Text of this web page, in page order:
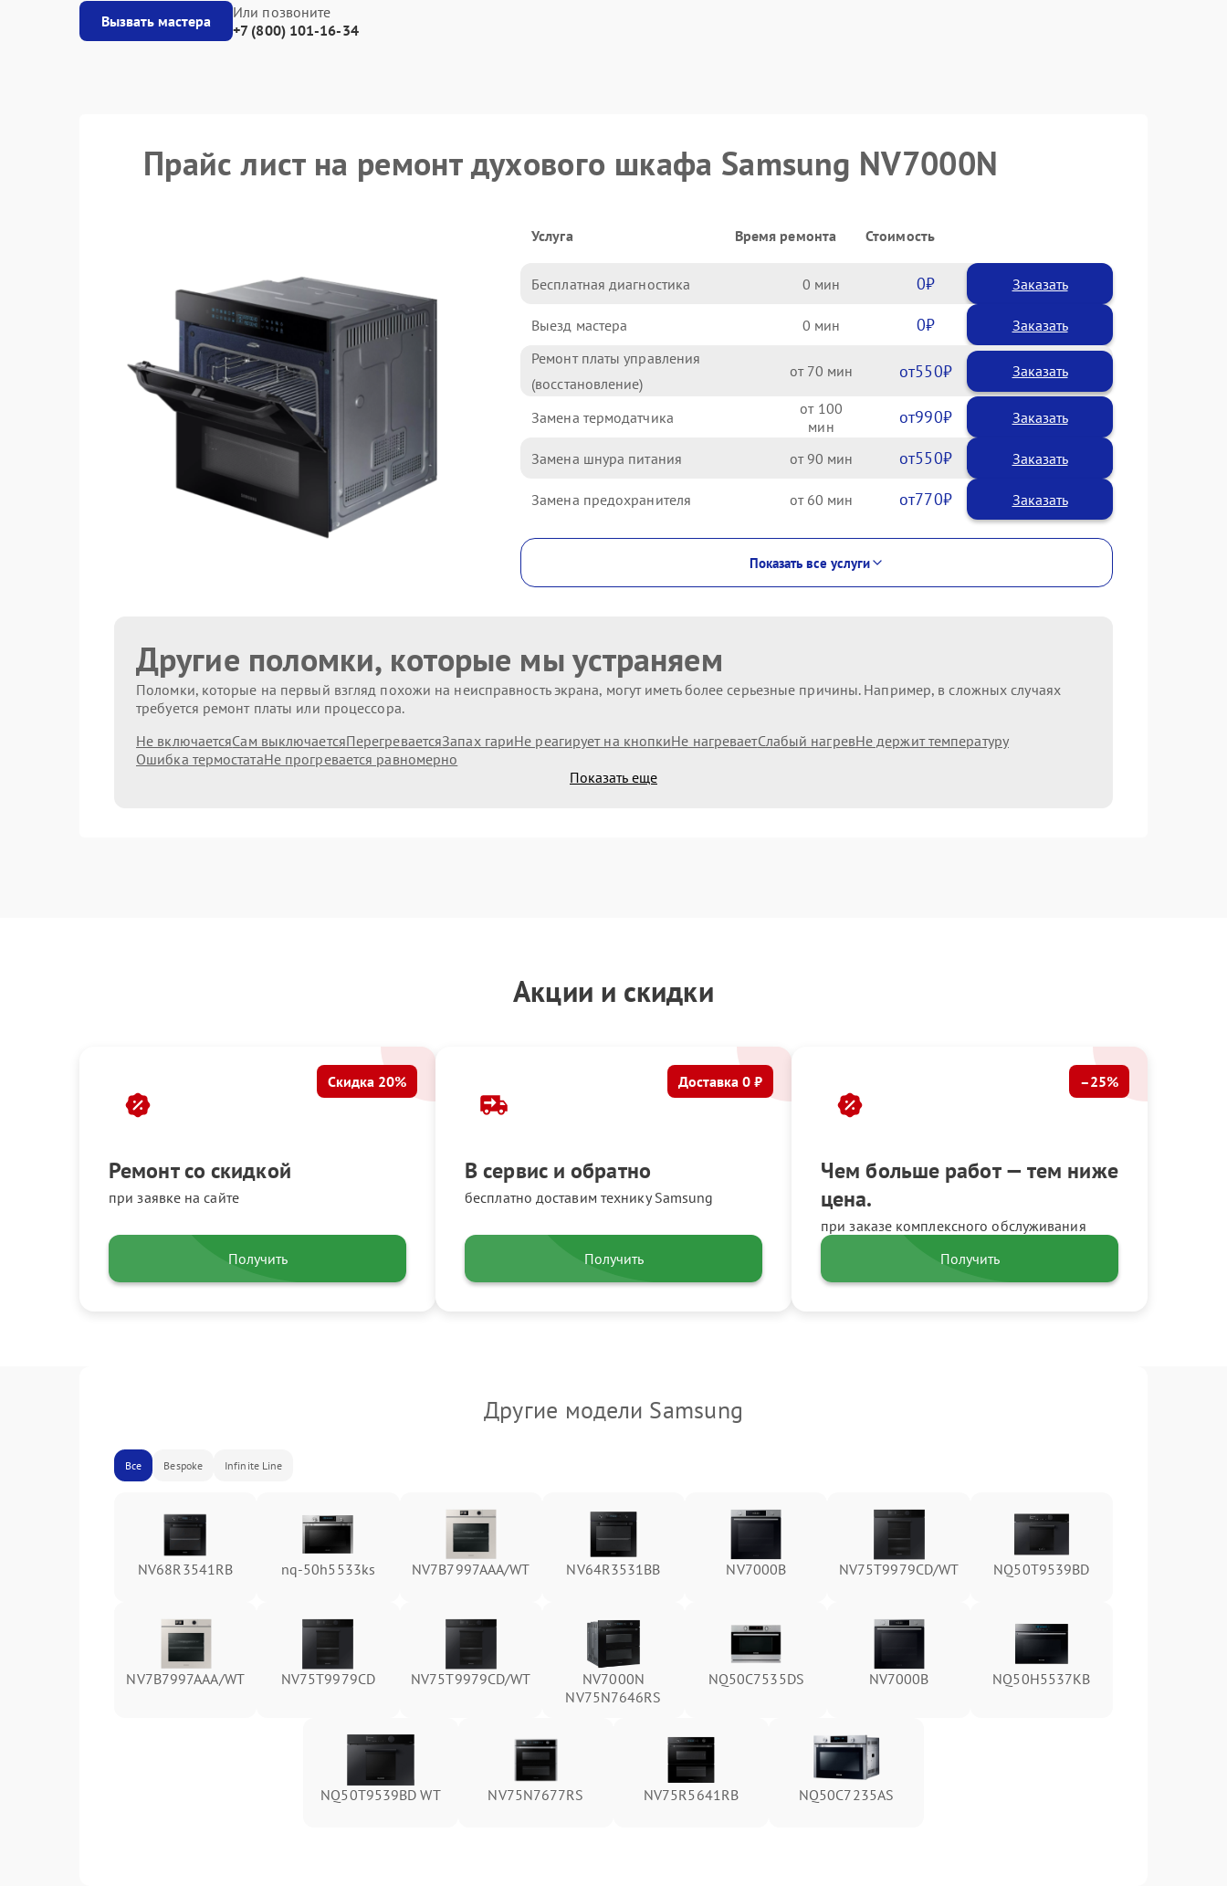
Вызвать мастера
Или позвоните
+7 (800) 101-16-34
Прайс лист на ремонт духового шкафа Samsung NV7000N
Услуга Время ремонта Стоимость
Бесплатная диагностика 0 0 Заказать
Выезд мастера 0 0
Заказать
Ремонт платы управления
(восстановление)
70 550
Замена термодатчика 100 990
Замена шнура питания 90 550
Замена предохранителя 60 770
Показать все услуги
Другие поломки, которые мы устраняем
Поломки, которые на первый взгляд похожи на неисправность экрана, могут иметь более серьезные причины. Например, в сложных случаях
требуется ремонт платы или процессора.
Не включаетсяСам выключаетсяПерегреваетсяЗапах гариНе реагирует на кнопкиНе нагреваетСлабый нагревНе держит температуру
Ошибка термостатаНе прогревается равномерно
Показать еще
Акции и скидки
Ремонт со скидкой
при заявке на сайте
Скидка 20%
Получить
В сервис и обратно
бесплатно доставим технику Samsung
Доставка 0 ₽
Получить
Чем больше работ — тем ниже
цена.
при заказе комплексного обслуживания
–25%
Получить
Другие модели Samsung
Все Bespoke Infinite Line
NV68R3541RB nq-50h5533ks NV7B7997AAA/WT NV64R3531BB NV7000B NV75T9979CD/WT NQ50T9539BD
NV7B7997AAA/WT NV75T9979CD NV75T9979CD/WT
NV7000N
NV75N7646RS
NQ50C7535DS NV7000B NQ50H5537KB
NQ50T9539BD WT NV75N7677RS NV75R5641RB NQ50C7235AS